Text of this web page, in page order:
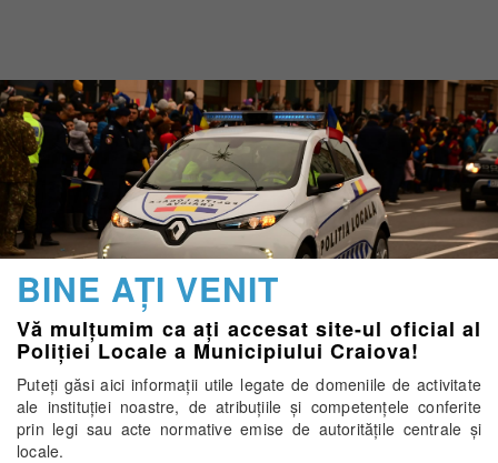
BINE AŢI VENIT
Vă mulţumim ca aţi accesat site-ul oficial al
Poliţiei Locale a Municipiului Craiova!
Puteţi găsi aici informaţii utile legate de domeniile de activitate
ale instituţiei noastre, de atribuţiile şi competenţele conferite
prin legi sau acte normative emise de autorităţile centrale şi
locale.